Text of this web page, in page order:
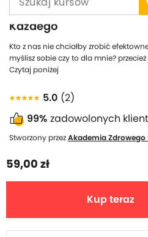
"Szpagat w Zasięgu
Każdego"
Kto z nas nie chciałby zrobić
myślisz sobie czy to dla mnie?
Czytaj poniżej
5.0 (2)
99% zadowolonych
Stworzony przezAkademia Zdrowego
59,00 zł
Kup teraz